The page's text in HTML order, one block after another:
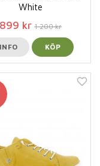
White
899 kr 1 200 kr
INFO KÖP